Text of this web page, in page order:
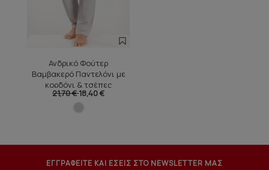
Ανδρικό Φούτερ
Βαμβακερό Παντελόνι με
κορδόνι & τσέπες
21,70 €18,40 €
ΕΓΓΡΑΦΕΙΤΕ ΚΑΙ ΕΣΕΙΣ ΣΤΟ NEWSLETTER ΜΑΣ